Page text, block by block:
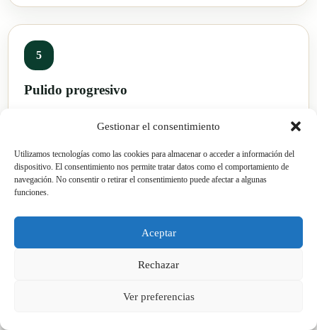
Gestionar el consentimiento
Utilizamos tecnologías como las cookies para almacenar o acceder a información del
dispositivo. El consentimiento nos permite tratar datos como el comportamiento de
navegación. No consentir o retirar el consentimiento puede afectar a algunas
funciones.
Aceptar
Rechazar
Ver preferencias
5
Pulido progresivo
acabado previsto: mate técnico, satinado o brillante.
6
explicamos cómo limpiar el suelo, qué productos